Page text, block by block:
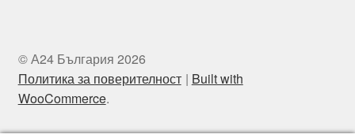
© А24 България 2026
Политика за поверителност
Built with
WooCommerce.